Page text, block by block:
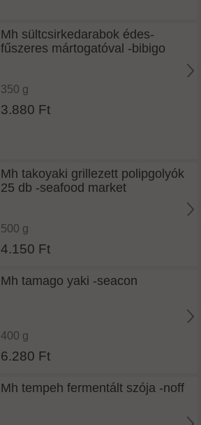
Mh sültcsirkedarabok édes-
fűszeres mártogatóval -bibigo
350 g
3.880 Ft
Mh takoyaki grillezett polipgolyók
25 db -seafood market
500 g
4.150 Ft
Mh tamago yaki -seacon
400 g
6.280 Ft
Mh tempeh fermentált szója -noff